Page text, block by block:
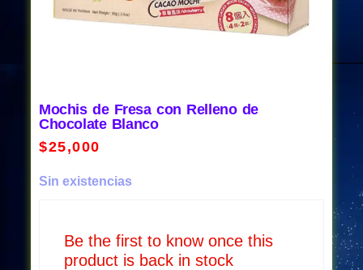
Mochis de Fresa con Relleno de
Chocolate Blanco
$25,000
Sin existencias
Be the first to know once this
product is back in stock